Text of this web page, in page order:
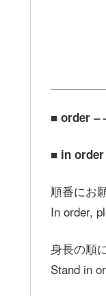
■ order –
■ in order
順番にお
In order,
身長の順
Stand in